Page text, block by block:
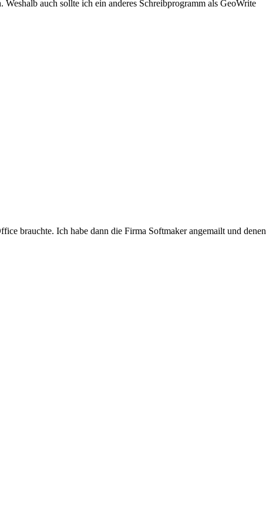
auch sollte ich ein anderes Schreibprogramm als GeoWrite
brauchte. Ich habe dann die Firma Softmaker angemailt und denen